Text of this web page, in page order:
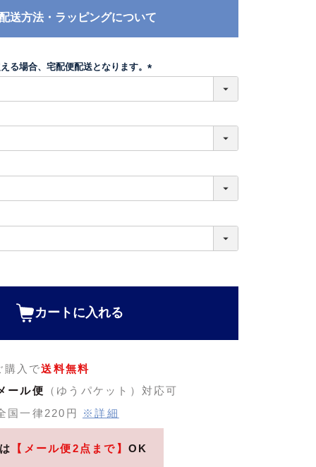
配送方法・ラッピングについて
る場合、宅配便配送となります。
)
カートに入れる
購入で送料無料
ール便
（ゆうパケット）対応可
国一律220円
※詳細
【メール便2点まで】 OK